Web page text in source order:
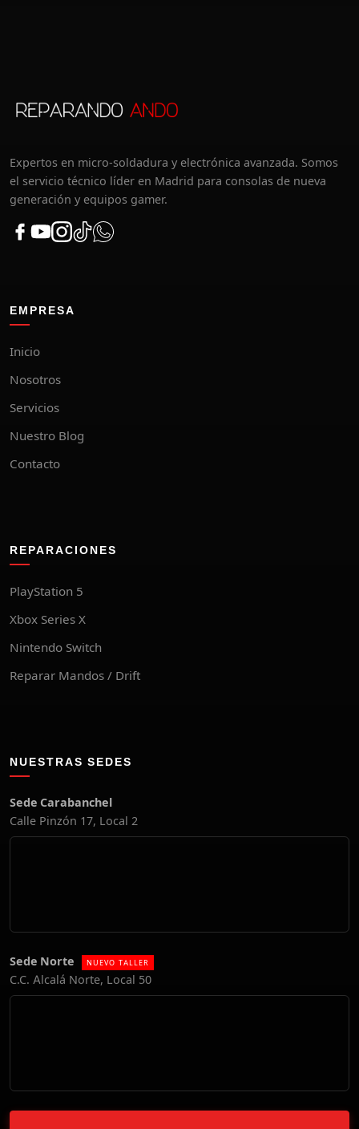
Expertos en micro-soldadura y electrónica avanzada. Somos
el servicio técnico líder en Madrid para consolas de nueva
generación y equipos gamer.
EMPRESA
Inicio
Nosotros
Servicios
Nuestro Blog
Contacto
REPARACIONES
PlayStation 5
Xbox Series X
Nintendo Switch
Reparar Mandos / Drift
NUESTRAS SEDES
Sede Carabanchel
Calle Pinzón 17, Local 2
Sede Norte NUEVO TALLER
C.C. Alcalá Norte, Local 50